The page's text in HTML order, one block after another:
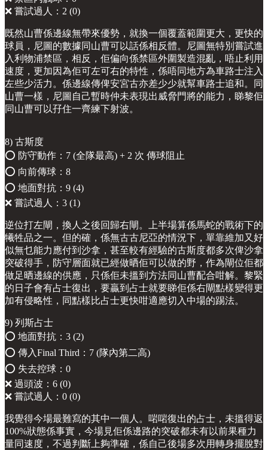
❌ 嘗試過人：2 (0)
既然山曹係邊線無帶來優勢，就換一個覆蓋範圍更大，更快的
球員，尼圖的數據同山曹可以話係相反體。尼圖無特別嘗試進
入利物浦禁區，相反，佢偏向係禁區外圍製造混亂，唔止利用
速度，更加因為佢可左可右的特性，係唔同地方為車路士注入
左些少活力。係邊線傳俾安宮古亦差少少就幫車路士追和。同
山曹一樣，尼圖自己暫時仲未表現出威脅門將的能力，睇黎佢
同山曹可以孖住一齊練下射波。
8) 古斯度
⭕️ 防守動作：7 (全隊最高) + 2 次 傳球阻止
⭕️ 向前傳球：8
⭕️ 地面對抗：9 (4)
❌ 嘗試過人：3 (1)
逆位打左閘，換人之後回歸右閘。上半場算係馬蛇的戰術下的
犧牲品之一。但的確，係無古古尼亞的情況下，單靠維加又好
似無乜能力應付到沙拿，甚至較有經驗的古斯度都多次俾沙拿
突破得手，防守層面就已經做晒佢可以做的野，作為閘位佢都
做足晒邊線的供應，只係佢未搵到方法同山曹配合咁解。黎緊
的日子會有占士復出，要贏到占士就要睇佢係右閘點樣變得更
加有侵略性，同點樣比占士更快咁適應切入中場的踢法。
9) 列斯占士
⭕️ 地面對抗：3 (2)
⭕️ 傳入Final Third：7 (隊內第二高)
⭕️ 失去控球：0
❌ 過頭波：6 (0)
❌ 嘗試過人：0 (0)
我覺得今場最難寫的其中一個人。啱啱復出的占士，未搵得返
100%狀態係事實，今場見佢係邊路的突破都未有以前果種力
量同速度，不過判斷上夠準確，係自己後場多次用轉身擺脫對